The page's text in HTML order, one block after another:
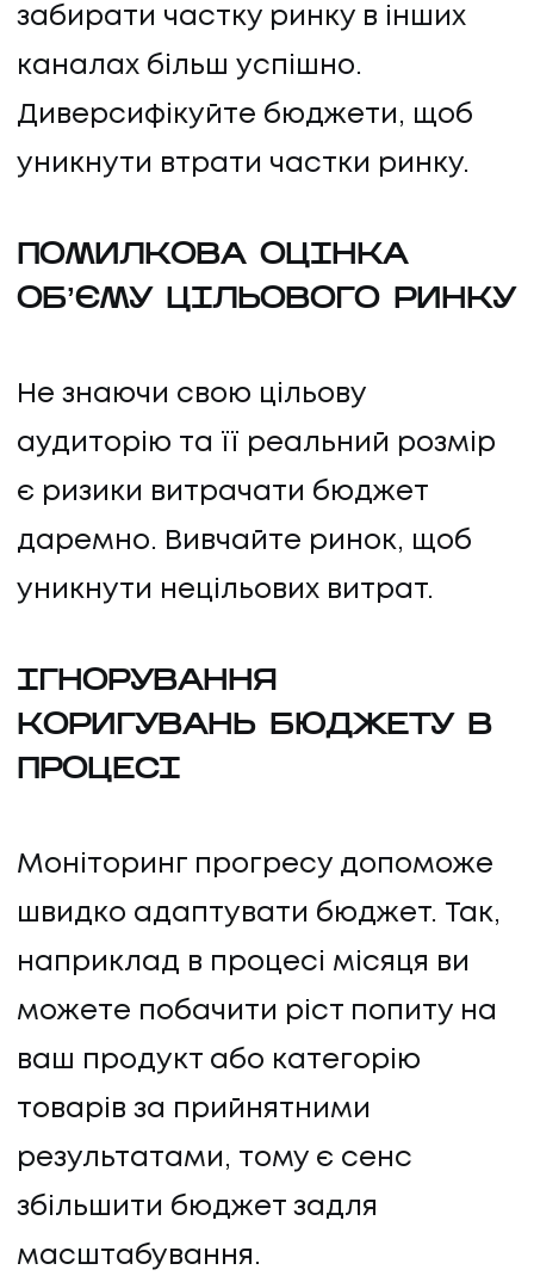
забирати частку ринку в інших
каналах більш успішно.
Диверсифікуйте бюджети, щоб
уникнути втрати частки ринку.
ПОМИЛКОВА ОЦІНКА
ОБʼЄМУ ЦІЛЬОВОГО РИНКУ
Не знаючи свою цільову
аудиторію та її реальний розмір
є ризики витрачати бюджет
даремно. Вивчайте ринок, щоб
уникнути нецільових витрат.
ІГНОРУВАННЯ
КОРИГУВАНЬ БЮДЖЕТУ В
ПРОЦЕСІ
Моніторинг прогресу допоможе
швидко адаптувати бюджет. Так,
наприклад в процесі місяця ви
можете побачити ріст попиту на
ваш продукт або категорію
товарів за прийнятними
результатами, тому є сенс
збільшити бюджет задля
масштабування.